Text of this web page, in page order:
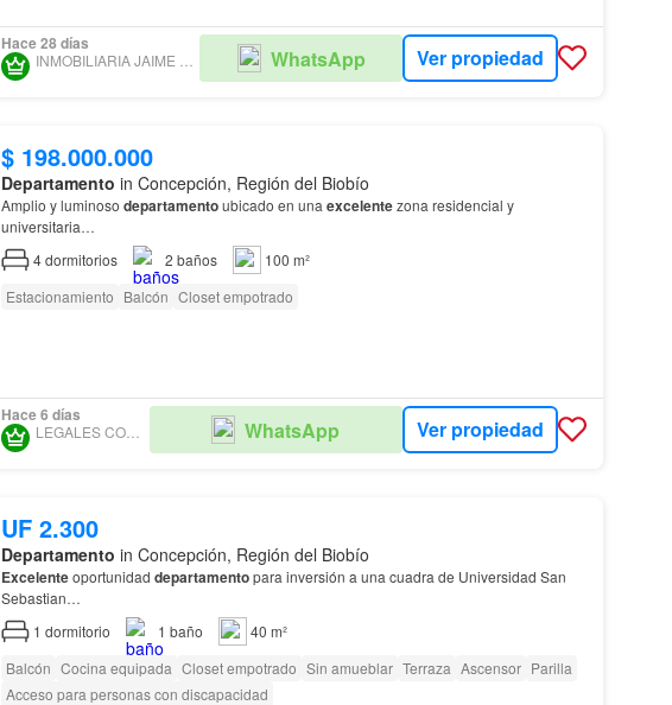
Hace 28 días
INMOBILIARIA JAIME LAUCIRICA COHN WhatsApp Ver propiedad
$ 198.000.000
Departamento in Concepción, Región del Biobío
Amplio y luminoso departamentoubicado en una excelentezona residencial y
universitaria…
4dormitorios 2 baños
100 m²
Estacionamiento Balcón Closet empotrado
Hace 6 días
LEGALES CONTIGO SPA WhatsApp Ver propiedad
UF 2.300
Departamento in Concepción, Región del Biobío
Excelenteoportunidad departamentopara inversión a una cuadra de Universidad San
Sebastian…
1 dormitorio 1 baño
40 m²
Balcón Cocina equipada Closet empotrado Sin amueblar Terraza Ascensor Parilla
Acceso para personas con discapacidad